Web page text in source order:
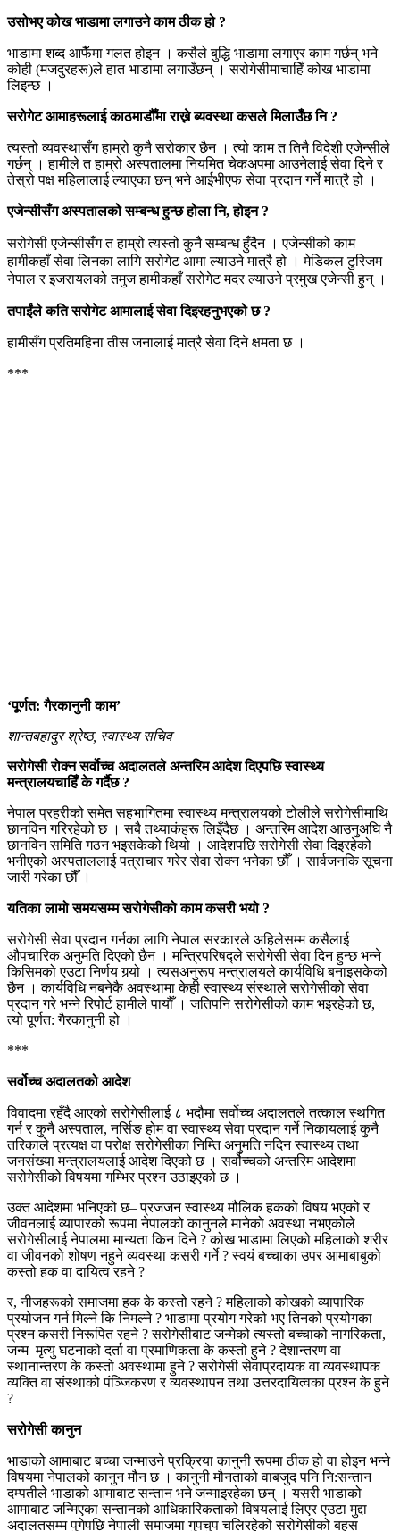
उसोभए कोख भाडामा लगाउने काम ठीक हो ?
भाडामा शब्द आफैँमा गलत होइन । कसैले बुद्धि भाडामा लगाएर काम गर्छन् भने
कोही (मजदुरहरू)ले हात भाडामा लगाउँछन् । सरोगेसीमाचाहिँ कोख भाडामा
लिइन्छ ।
सरोगेट आमाहरूलाई काठमाडौँमा राख्ने ब्यवस्था कसले मिलाउँछ नि ?
त्यस्तो व्यवस्थासँग हाम्रो कुनै सरोकार छैन । त्यो काम त तिनै विदेशी एजेन्सीले
गर्छन् । हामीले त हाम्रो अस्पतालमा नियमित चेकअपमा आउनेलाई सेवा दिने र
तेस्रो पक्ष महिलालाई ल्याएका छन् भने आईभीएफ सेवा प्रदान गर्ने मात्रै हो ।
एजेन्सीसँग अस्पतालको सम्बन्ध हुन्छ होला नि, होइन ?
सरोगेसी एजेन्सीसँग त हाम्रो त्यस्तो कुनै सम्बन्ध हुँदैन । एजेन्सीको काम
हामीकहाँ सेवा लिनका लागि सरोगेट आमा ल्याउने मात्रै हो । मेडिकल टुरिजम
नेपाल र इजरायलको तमुज हामीकहाँ सरोगेट मदर ल्याउने प्रमुख एजेन्सी हुन् ।
तपाईंले कति सरोगेट आमालाई सेवा दिइरहनुभएको छ ?
हामीसँग प्रतिमहिना तीस जनालाई मात्रै सेवा दिने क्षमता छ ।
***
‘पूर्णत: गैरकानुनी काम’
शान्तबहादुर श्रेष्ठ, स्वास्थ्य सचिव
सरोगेसी रोक्न सर्वोच्च अदालतले अन्तरिम आदेश दिएपछि स्वास्थ्य
मन्त्रालयचाहिँ के गर्दैछ ?
नेपाल प्रहरीको समेत सहभागितमा स्वास्थ्य मन्त्रालयको टोलीले सरोगेसीमाथि
छानविन गरिरहेको छ । सबै तथ्याकंहरू लिइँदैछ । अन्तरिम आदेश आउनुअघि नै
छानविन समिति गठन भइसकेको थियो । आदेशपछि सरोगेसी सेवा दिइरहेको
भनीएको अस्पताललाई पत्राचार गरेर सेवा रोक्न भनेका छौँ । सार्वजनकि सूचना
जारी गरेका छौँ ।
यतिका लामो समयसम्म सरोगेसीको काम कसरी भयो ?
सरोगेसी सेवा प्रदान गर्नका लागि नेपाल सरकारले अहिलेसम्म कसैलाई
औपचारिक अनुमति दिएको छैन । मन्त्रिपरिषद्ले सरोगेसी सेवा दिन हुन्छ भन्ने
किसिमको एउटा निर्णय गर्‍यो । त्यसअनुरूप मन्त्रालयले कार्यविधि बनाइसकेको
छैन । कार्यविधि नबनेकै अवस्थामा केही स्वास्थ्य संस्थाले सरोगेसीको सेवा
प्रदान गरे भन्ने रिपोर्ट हामीले पायौँ । जतिपनि सरोगेसीको काम भइरहेको छ,
त्यो पूर्णत: गैरकानुनी हो ।
***
सर्वोच्च अदालतको आदेश
विवादमा रहँदै आएको सरोगेसीलाई ८ भदौमा सर्वोच्च अदालतले तत्काल स्थगित
गर्न र कुनै अस्पताल, नर्सिङ होम वा स्वास्थ्य सेवा प्रदान गर्ने निकायलाई कुनै
तरिकाले प्रत्यक्ष वा परोक्ष सरोगेसीका निम्ति अनुमति नदिन स्वास्थ्य तथा
जनसंख्या मन्त्रालयलाई आदेश दिएको छ । सर्वोच्चको अन्तरिम आदेशमा
सरोगेसीको विषयमा गम्भिर प्रश्न उठाइएको छ ।
उक्त आदेशमा भनिएको छ– प्रजजन स्वास्थ्य मौलिक हकको विषय भएको र
जीवनलाई व्यापारको रूपमा नेपालको कानुनले मानेको अवस्था नभएकोले
सरोगेसीलाई नेपालमा मान्यता किन दिने ? कोख भाडामा लिएको महिलाको शरीर
वा जीवनको शोषण नहुने व्यवस्था कसरी गर्ने ? स्वयं बच्चाका उपर आमाबाबुको
कस्तो हक वा दायित्व रहने ?
र, नीजहरूको समाजमा हक के कस्तो रहने ? महिलाको कोखको व्यापारिक
प्रयोजन गर्न मिल्ने कि निमल्ने ? भाडामा प्रयोग गरेको भए तिनको प्रयोगका
प्रश्न कसरी निरूपित रहने ? सरोगेसीबाट जन्मेको त्यस्तो बच्चाको नागरिकता,
जन्म–मृत्यु घटनाको दर्ता वा प्रमाणिकता के कस्तो हुने ? देशान्तरण वा
स्थानान्तरण के कस्तो अवस्थामा हुने ? सरोगेसी सेवाप्रदायक वा व्यवस्थापक
व्यक्ति वा संस्थाको पंञ्जिकरण र व्यवस्थापन तथा उत्तरदायित्वका प्रश्न के हुने
?
सरोगेसी कानुन
भाडाको आमाबाट बच्चा जन्माउने प्रक्रिया कानुनी रूपमा ठीक हो वा होइन भन्ने
विषयमा नेपालको कानुन मौन छ । कानुनी मौनताको वाबजुद पनि नि:सन्तान
दम्पतीले भाडाको आमाबाट सन्तान भने जन्माइरहेका छन् । यसरी भाडाको
आमाबाट जन्मिएका सन्तानको आधिकारिकताको विषयलाई लिएर एउटा मुद्दा
अदालतसम्म पुगेपछि नेपाली समाजमा गुपचुप चलिरहेको सरोगेसीको बहस